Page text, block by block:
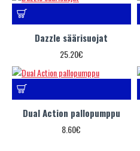
Dazzle säärisuojat
25.20€
Dual Action pallopumppu
8.60€